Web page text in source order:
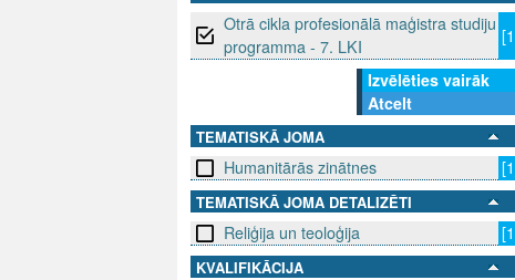
V
Otrā cikla profesionālā maģistra studiju
programma - 7. LKI
Izvēlēties vairāk
Atcelt
TEMATISKĀ JOMA
Humanitārās zinātnes
TEMATISKĀ JOMA DETALIZĒTI
Reliģija un teoloģija
KVALIFIKĀCIJA